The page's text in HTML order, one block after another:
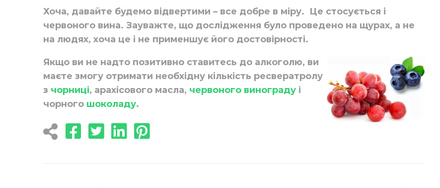
Хоча, давайте будемо відвертими – все добре в міру. Це стосується і
червоного вина. Зауважте, що дослідження було проведено на щурах, а не
на людях, хоча це і не применшує його достовірності.
Якщо ви не надто позитивно ставитесь до алкоголю, ви
маєте змогу отримати необхідну кількість ресвератролу
з чорниці, арахісового масла, червоного винограду і
чорного шоколаду.